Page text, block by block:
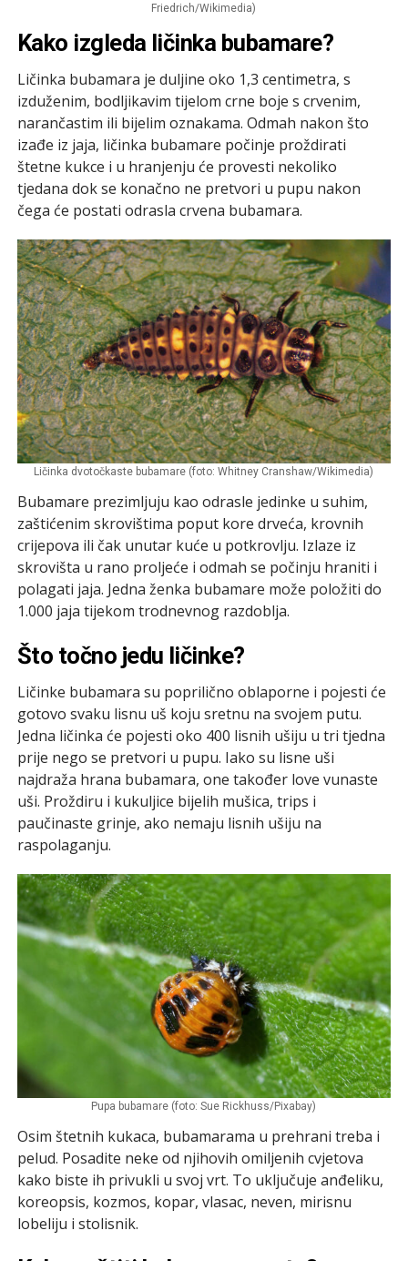
Friedrich/Wikimedia)
Kako izgleda ličinka bubamare?
Ličinka bubamara je duljine oko 1,3 centimetra, s
izduženim, bodljikavim tijelom crne boje s crvenim,
narančastim ili bijelim oznakama. Odmah nakon što
izađe iz jaja, ličinka bubamare počinje proždirati
štetne kukce i u hranjenju će provesti nekoliko
tjedana dok se konačno ne pretvori u pupu nakon
čega će postati odrasla crvena bubamara.
Ličinka dvotočkaste bubamare (foto: Whitney Cranshaw/Wikimedia)
Bubamare prezimljuju kao odrasle jedinke u suhim,
zaštićenim skrovištima poput kore drveća, krovnih
crijepova ili čak unutar kuće u potkrovlju. Izlaze iz
skrovišta u rano proljeće i odmah se počinju hraniti i
polagati jaja. Jedna ženka bubamare može položiti do
1.000 jaja tijekom trodnevnog razdoblja.
Što točno jedu ličinke?
Ličinke bubamara su poprilično oblaporne i pojesti će
gotovo svaku lisnu uš koju sretnu na svojem putu.
Jedna ličinka će pojesti oko 400 lisnih ušiju u tri tjedna
prije nego se pretvori u pupu. Iako su lisne uši
najdraža hrana bubamara, one također love vunaste
uši. Proždiru i kukuljice bijelih mušica, trips i
paučinaste grinje, ako nemaju lisnih ušiju na
raspolaganju.
Pupa bubamare (foto: Sue Rickhuss/Pixabay)
Osim štetnih kukaca, bubamarama u prehrani treba i
pelud. Posadite neke od njihovih omiljenih cvjetova
kako biste ih privukli u svoj vrt. To uključuje anđeliku,
koreopsis, kozmos, kopar, vlasac, neven, mirisnu
lobeliju i stolisnik.